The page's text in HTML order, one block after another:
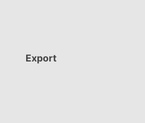
Export